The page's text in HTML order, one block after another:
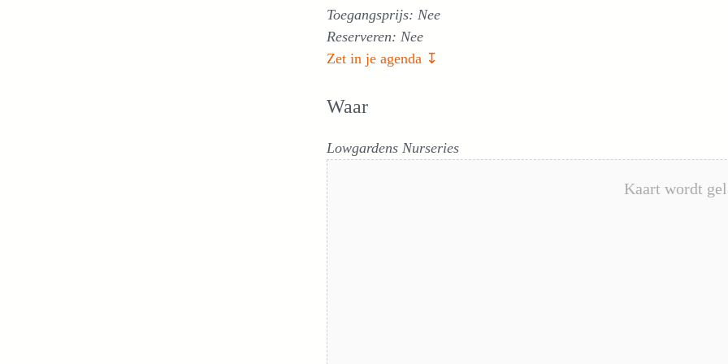
Toegangsprijs: Nee
Reserveren: Nee
Zet in je agenda ↧
Waar
Lowgardens Nurseries
Kaart wordt